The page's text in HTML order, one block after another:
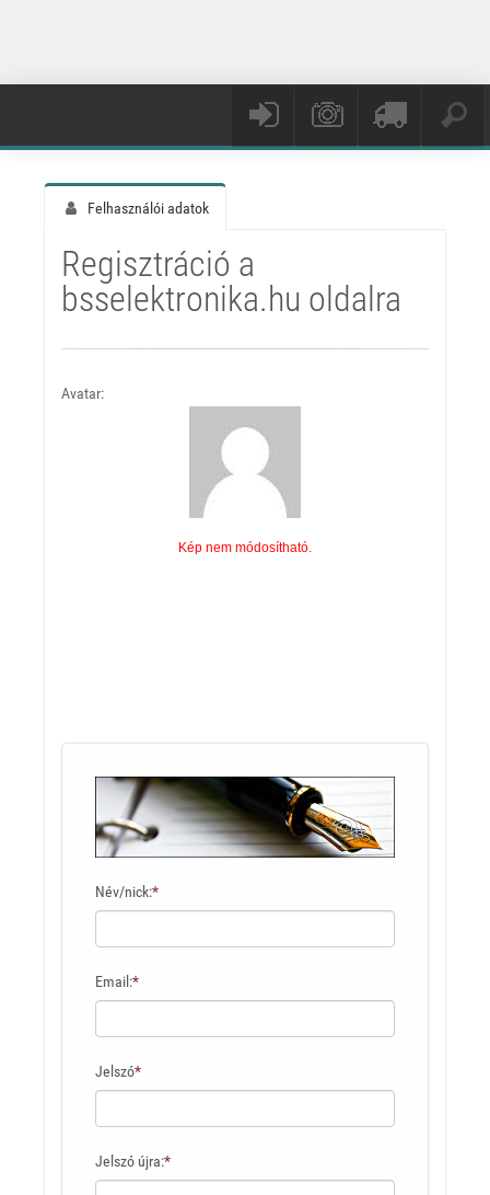
Felhasználói adatok
Regisztráció a
bsselektronika.hu oldalra
Avatar:
Név/nick:*
Email:*
Jelszó*
Jelszó újra:*